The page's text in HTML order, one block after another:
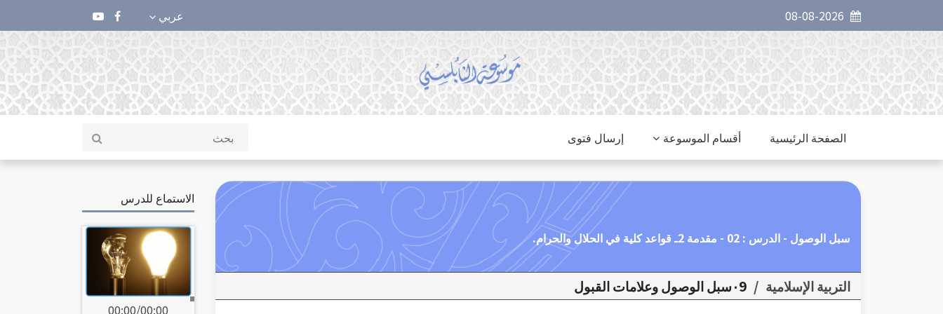
عربي
الصفحة الرئيسية أقسام الموسوعة إرسال فتوى
سبل الوصول - الدرس : 02 - مقدمة 2ـ قواعد كلية في الحلال والحرام.
التربية الإسلامية / ٠9سبل الوصول وعلامات القبول
الاستماع للدرس
00:00/00:00